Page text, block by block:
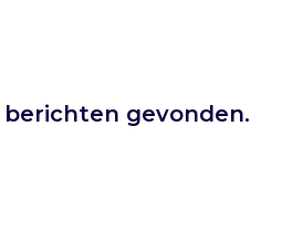
berichten gevonden.